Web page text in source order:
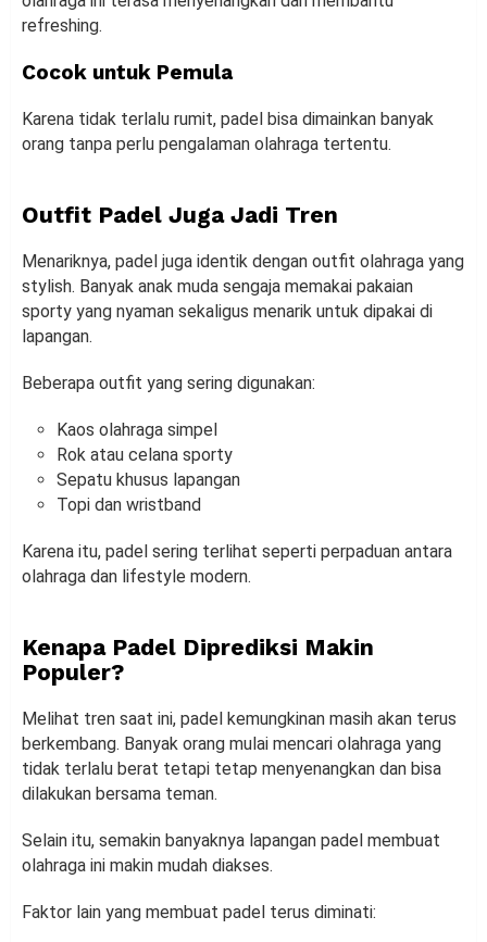
refreshing.
Cocok untuk Pemula
Karena tidak terlalu rumit, padel bisa dimainkan banyak
orang tanpa perlu pengalaman olahraga tertentu.
Outfit Padel Juga Jadi Tren
Menariknya, padel juga identik dengan outfit olahraga yang
stylish. Banyak anak muda sengaja memakai pakaian
sporty yang nyaman sekaligus menarik untuk dipakai di
lapangan.
Beberapa outfit yang sering digunakan:
Kaos olahraga simpel
Rok atau celana sporty
Sepatu khusus lapangan
Topi dan wristband
Karena itu, padel sering terlihat seperti perpaduan antara
olahraga dan lifestyle modern.
Kenapa Padel Diprediksi Makin
Populer?
Melihat tren saat ini, padel kemungkinan masih akan terus
berkembang. Banyak orang mulai mencari olahraga yang
tidak terlalu berat tetapi tetap menyenangkan dan bisa
dilakukan bersama teman.
Selain itu, semakin banyaknya lapangan padel membuat
olahraga ini makin mudah diakses.
Faktor lain yang membuat padel terus diminati: